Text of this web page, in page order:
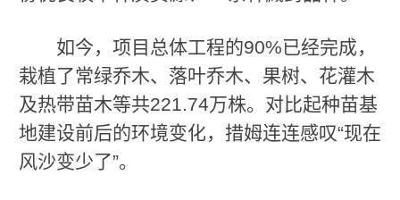
如今，项目总体工程的90%已经完成，
栽植了常绿乔木、落叶乔木、果树、花灌木
及热带苗木等共221.74万株。对比起种苗基
地建设前后的环境变化，措姆连连感叹“现在
风沙变少了”。